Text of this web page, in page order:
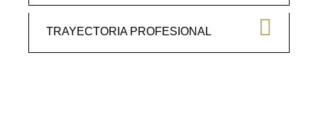
TRAYECTORIA PROFESIONAL